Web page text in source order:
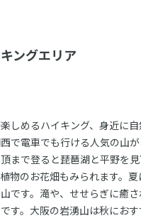
ングエリア
しめるハイキング、身近に
で電車でも行ける人気の山
まで登ると琵琶湖と平野を
物のお花畑もみられます。夏
です。滝や、せせらぎに癒
す。大阪の岩湧山は秋にお